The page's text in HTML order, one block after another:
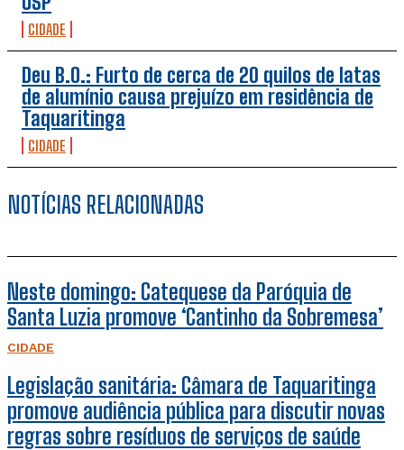
CIDADE
Deu B.O.: Furto de cerca de 20 quilos de latas
de alumínio causa prejuízo em residência de
Taquaritinga
CIDADE
NOTÍCIAS RELACIONADAS
Neste domingo: Catequese da Paróquia de
Santa Luzia promove ‘Cantinho da Sobremesa’
CIDADE
Legislação sanitária: Câmara de Taquaritinga
promove audiência pública para discutir novas
regras sobre resíduos de serviços de saúde